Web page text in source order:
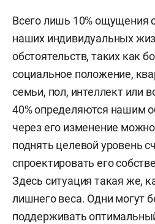
Всего лишь 10% ощущения
наших индивидуальных
обстоятельств, таких как
социальное положение,
семьи, пол, интеллект или
40% определяются нашим
через его изменение
поднять целевой уровень
спроектировать его
Здесь ситуация такая же,
лишнего веса. Одни могут
поддерживать